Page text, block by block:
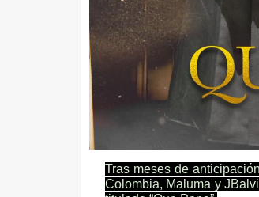
Tras meses de
Colombia, Maluma y